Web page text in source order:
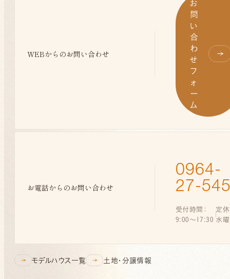
WEBからのお問い合わせ
お
問
い
合
わ
せ
フ
ォ
ー
ム
お電話からのお問い合わせ
0964-
27-
受付時間：
9:00〜17:30
定休
水
モデルハウス一覧 土地・分譲情報